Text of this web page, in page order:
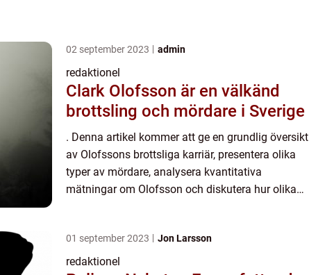
02 september 2023 admin
redaktionel
Clark Olofsson är en välkänd
brottsling och mördare i Sverige
. Denna artikel kommer att ge en grundlig översikt
av Olofssons brottsliga karriär, presentera olika
typer av mördare, analysera kvantitativa
mätningar om Olofsson och diskutera hur olika
01 september 2023 Jon Larsson
redaktionel